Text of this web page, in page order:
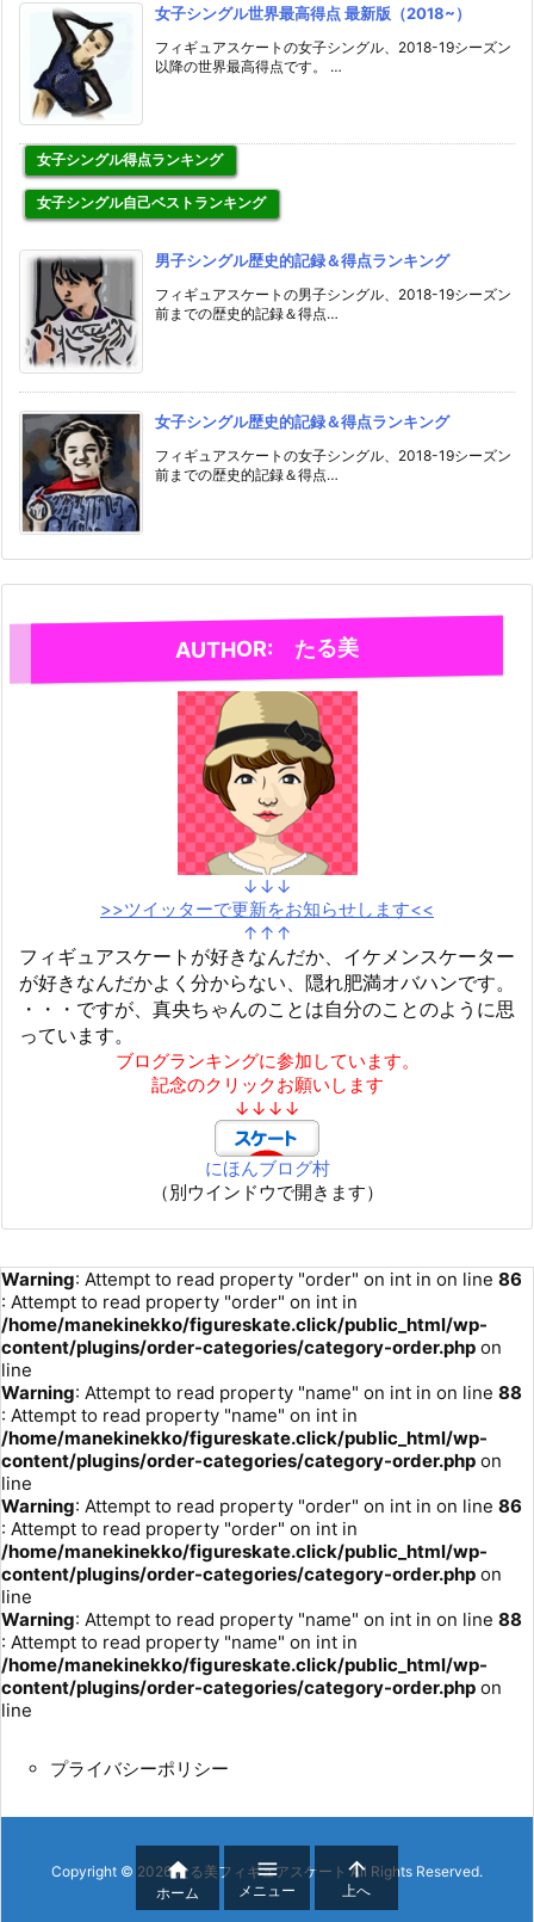
女子シングル世界最高得点 最新版（2018~）
フィギュアスケートの女子シングル、2018-19シーズン
以降の世界最高得点です。 …
女子シングル得点ランキング
女子シングル自己ベストランキング
男子シングル歴史的記録＆得点ランキング
フィギュアスケートの男子シングル、2018-19シーズン
前までの歴史的記録＆得点…
女子シングル歴史的記録＆得点ランキング
フィギュアスケートの女子シングル、2018-19シーズン
前までの歴史的記録＆得点…
AUTHOR: たる美
↓↓↓
>>ツイッターで更新をお知らせします<<
↑↑↑
フィギュアスケートが好きなんだか、イケメンスケーター
が好きなんだかよく分からない、隠れ肥満オバハンです。
・・・ですが、真央ちゃんのことは自分のことのように思
っています。
ブログランキングに参加しています。
記念のクリックお願いします
↓↓↓↓
にほんブログ村
（別ウインドウで開きます）
Warning: Attempt to read property "order" on int in on line 86
: Attempt to read property "order" on int in
/home/manekinekko/figureskate.click/public_html/wp-
content/plugins/order-categories/category-order.php on
line
Warning: Attempt to read property "name" on int in on line 88
: Attempt to read property "name" on int in
/home/manekinekko/figureskate.click/public_html/wp-
content/plugins/order-categories/category-order.php on
line
Warning: Attempt to read property "order" on int in on line 86
: Attempt to read property "order" on int in
/home/manekinekko/figureskate.click/public_html/wp-
content/plugins/order-categories/category-order.php on
line
Warning: Attempt to read property "name" on int in on line 88
: Attempt to read property "name" on int in
/home/manekinekko/figureskate.click/public_html/wp-
content/plugins/order-categories/category-order.php on
line
プライバシーポリシー
Copyright © 2026 たる美フィギュアスケート All Rights Reserved.

ホーム

メニュー

上へ